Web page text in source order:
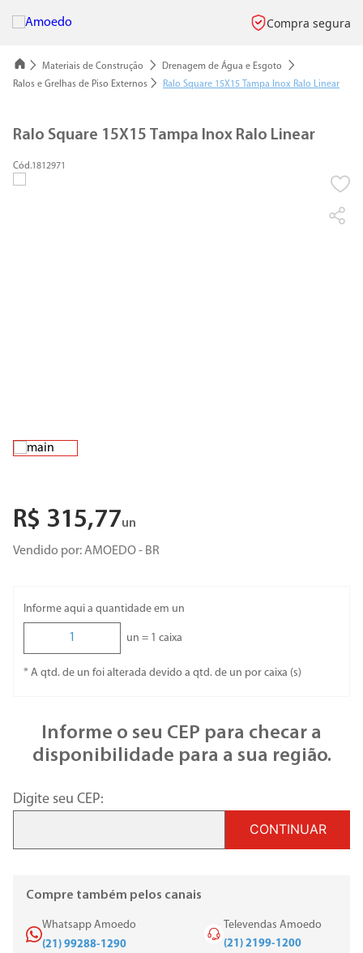
Compra segura
Materiais de Construção
Drenagem de Água e Esgoto
Ralos e Grelhas de Piso Externos
Ralo Square 15X15 Tampa Inox Ralo Linear
Ralo Square 15X15 Tampa Inox Ralo Linear
1812971
R$ 315,77un
Vendido por:AMOEDO - BR
Informe aqui a quantidade em un
un = 1 caixa
* A qtd. de un foi alterada devido a qtd. de un por caixa (s)
Informe o seu CEP para checar a
disponibilidade para a sua região.
Digite seu CEP:
CONTINUAR
Compre também pelos canais
Whatsapp Amoedo
(21) 99288-1290
Televendas Amoedo
(21) 2199-1200